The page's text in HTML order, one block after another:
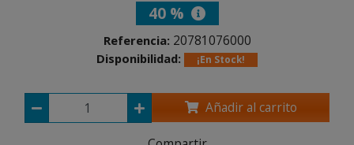
40 %
Referencia: 20781076000
Disponibilidad: ¡En Stock!
Añadir al carrito